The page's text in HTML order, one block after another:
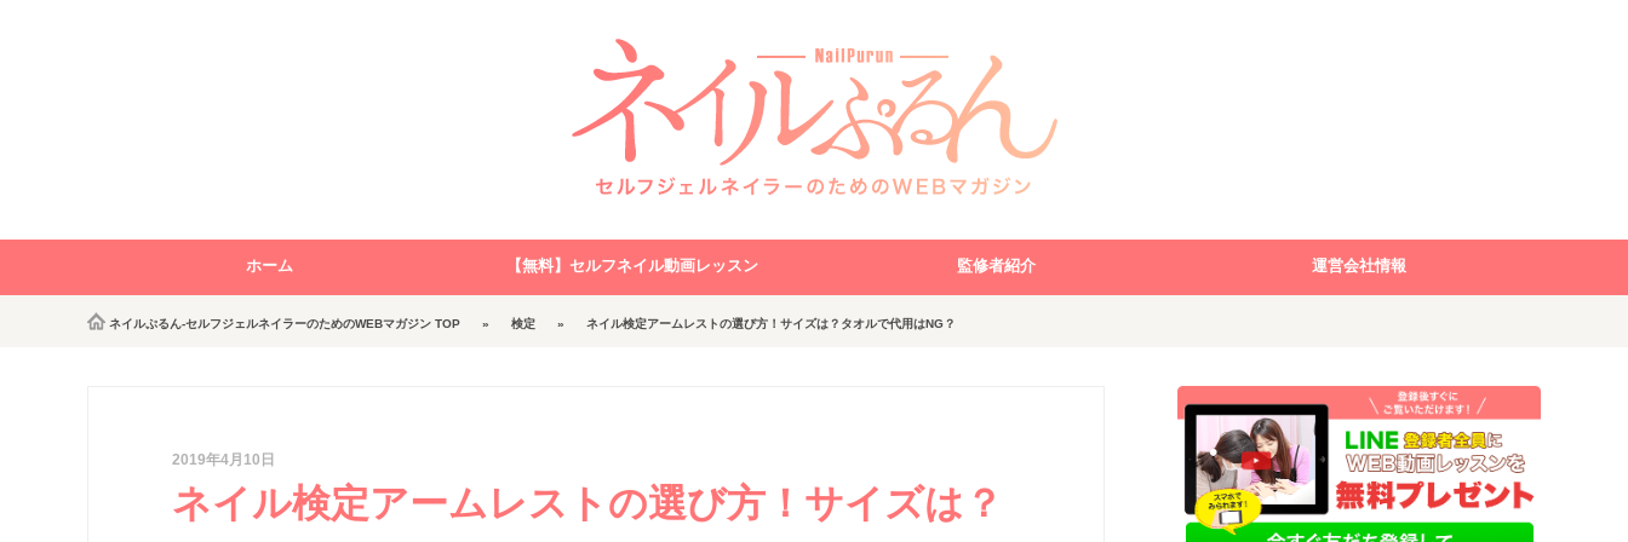
ホーム 【無料】セルフネイル動画レッスン 監修者紹介 運営会社情報
ネイルぷるん-セルフジェルネイラーのためのWEBマガジン TOP 検定 ネイル検定アームレストの選び方！サイズは？タオルで代用はNG？
2019年4月10日
ネイル検定アームレストの選び方！サイズは？